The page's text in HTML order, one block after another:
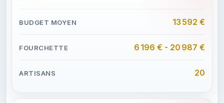
13 592 €
6 196 € - 20 987 €
20